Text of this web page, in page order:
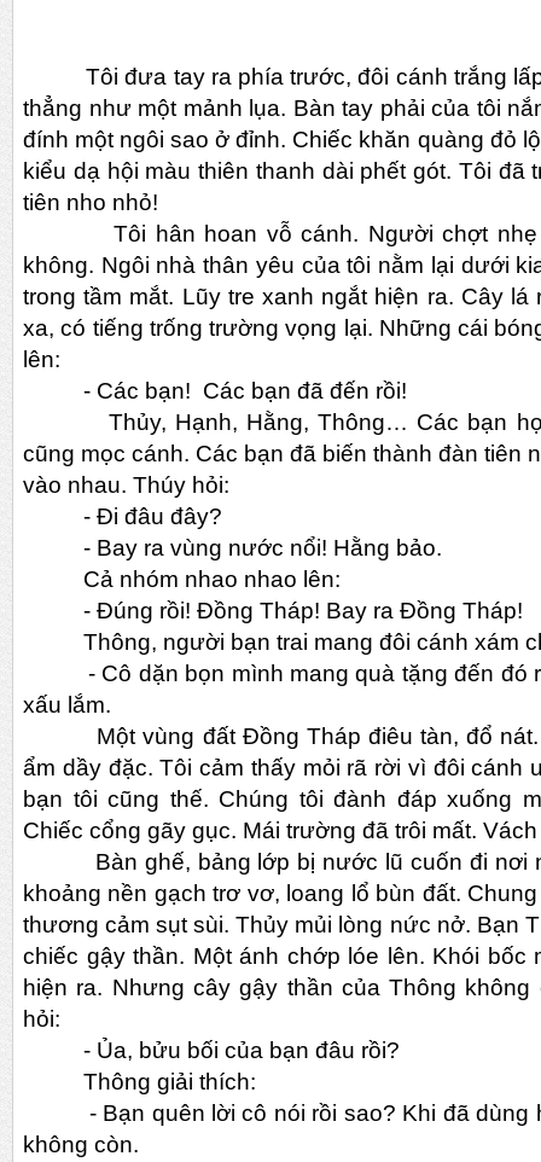
Tôi đưa tay ra phía trước, đôi cánh trắng lấp
thẳng như một mảnh lụa. Bàn tay phải của tôi
đính một ngôi sao ở đỉnh. Chiếc khăn quàng đỏ
kiểu dạ hội màu thiên thanh dài phết gót. Tôi đã
tiên nho nhỏ!
Tôi hân hoan vỗ cánh. Người chợt nhẹ
không. Ngôi nhà thân yêu của tôi nằm lại dưới
trong tầm mắt. Lũy tre xanh ngắt hiện ra. Cây
xa, có tiếng trống trường vọng lại. Những cái
lên:
- Các bạn! Các bạn đã đến rồi!
Thủy, Hạnh, Hằng, Thông… Các bạn học
cũng mọc cánh. Các bạn đã biến thành đàn tiên
vào nhau. Thúy hỏi:
- Đi đâu đây?
- Bay ra vùng nước nổi! Hằng bảo.
Cả nhóm nhao nhao lên:
- Đúng rồi! Đồng Tháp! Bay ra Đồng Tháp!
Thông, người bạn trai mang đôi cánh xám
- Cô dặn bọn mình mang quà tặng đến đó
xấu lắm.
Một vùng đất Đồng Tháp điêu tàn, đổ nát.
ẩm dầy đặc. Tôi cảm thấy mỏi rã rời vì đôi cánh
bạn tôi cũng thế. Chúng tôi đành đáp xuống
Chiếc cổng gãy gục. Mái trường đã trôi mất.
Bàn ghế, bảng lớp bị nước lũ cuốn đi nơi
khoảng nền gạch trơ vơ, loang lổ bùn đất.
thương cảm sụt sùi. Thủy mủi lòng nức nở. Bạn
chiếc gậy thần. Một ánh chớp lóe lên. Khói bốc
hiện ra. Nhưng cây gậy thần của Thông
hỏi:
- Ủa, bửu bối của bạn đâu rồi?
Thông giải thích:
- Bạn quên lời cô nói rồi sao? Khi đã dùng
không còn.